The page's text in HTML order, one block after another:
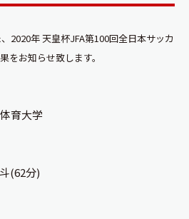
2020年 天皇杯JFA第100回全日本サッカ
をお知らせ致します。
育大学
(62分)